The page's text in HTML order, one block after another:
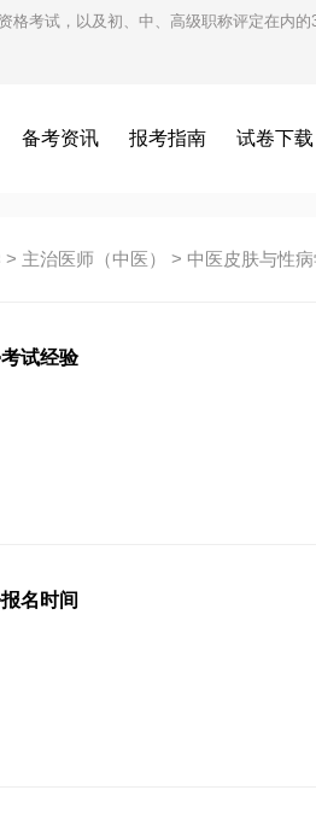
考试，以及初、中、高级职称评定在内
备考资讯 报考指南 试卷下载
> 主治医师（中医） > 中医皮肤与性
试经验
名时间